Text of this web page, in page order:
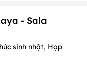
- Sala
sinh nhật, Họp